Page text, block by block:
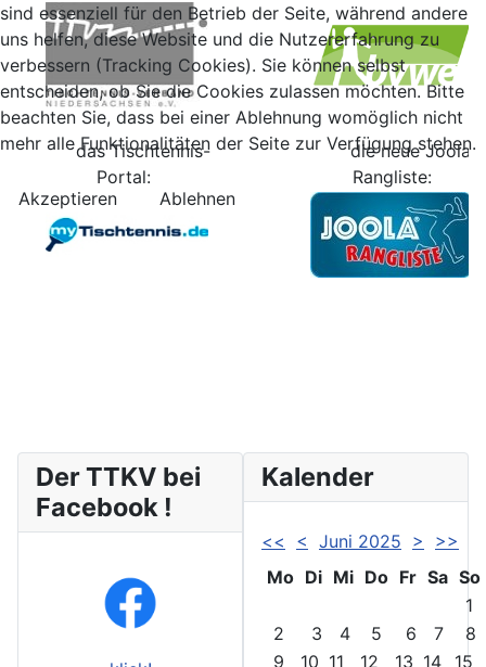
das Tischtennis-
Portal:
die neue Joola
Rangliste:
Der TTKV bei
Facebook !
Kalender
<< < Juni 2025 >
>>
Mo Di Mi Do Fr Sa So
1
2
3 4 5 6 7
8
9
10 11 12 13 14 15
sind essenziell für den Betrieb der Seite, während andere
uns helfen, diese Website und die Nutzererfahrung zu
verbessern (Tracking Cookies). Sie können selbst
entscheiden, ob Sie die Cookies zulassen möchten. Bitte
beachten Sie, dass bei einer Ablehnung womöglich nicht
mehr alle Funktionalitäten der Seite zur Verfügung stehen.
Akzeptieren Ablehnen